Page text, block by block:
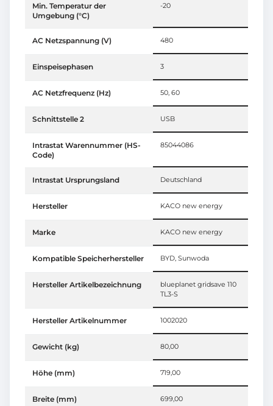
Min. Temperatur der
Umgebung (°C)
-20
AC Netzspannung (V) 480
Einspeisephasen 3
AC Netzfrequenz (Hz) 50, 60
Schnittstelle 2 USB
Intrastat Warennummer (HS-
Code)
85044086
Intrastat Ursprungsland Deutschland
Hersteller KACO new energy
Marke KACO new energy
Kompatible Speicherhersteller BYD, Sunwoda
Hersteller Artikelbezeichnung
blueplanet gridsave 110
TL3-S
Hersteller Artikelnummer 1002020
Gewicht (kg) 80,00
Höhe (mm) 719,00
Breite (mm) 699,00